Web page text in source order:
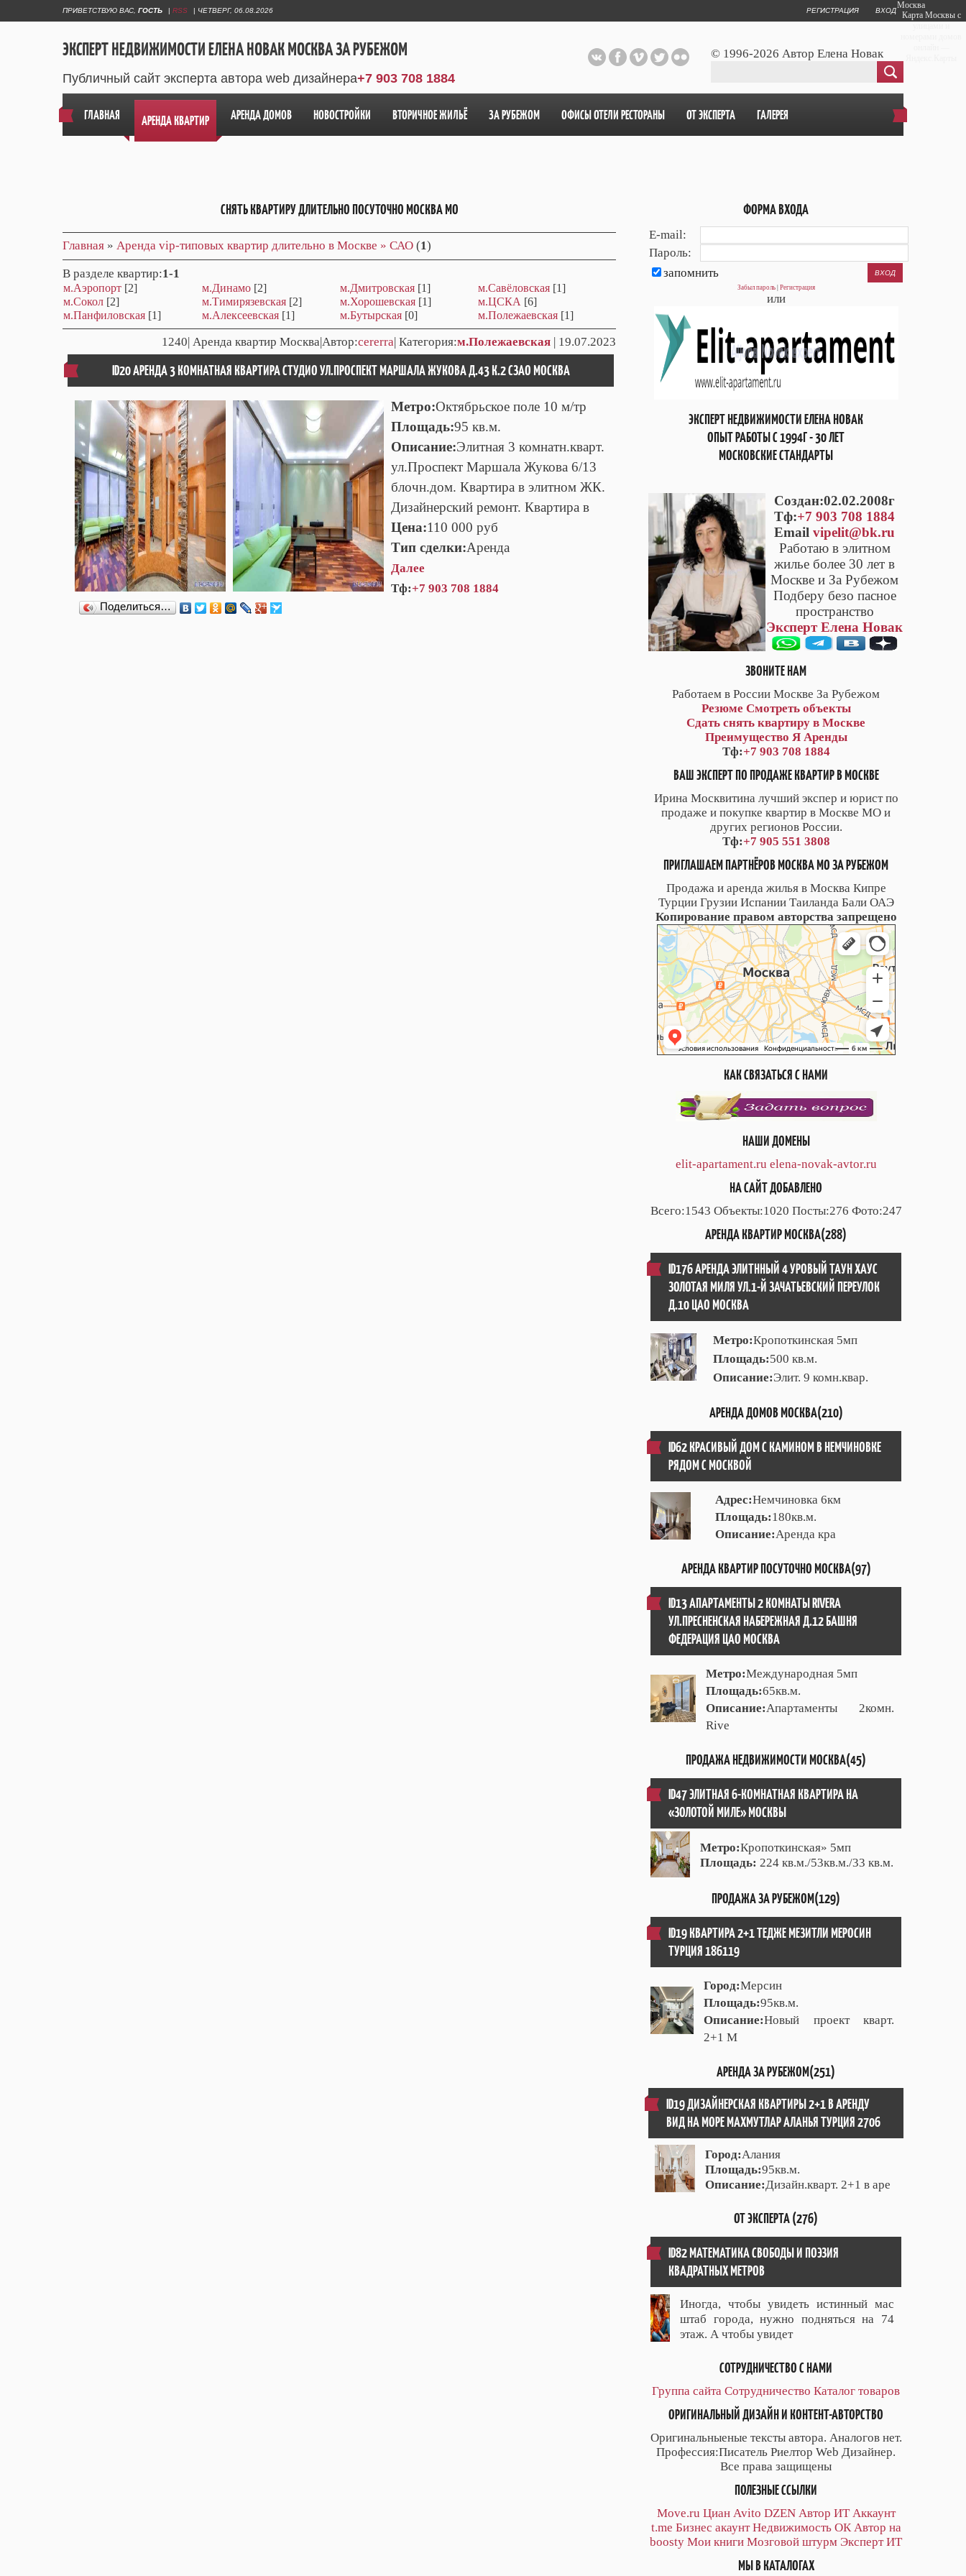
ПРИВЕТСТВУЮ ВАС ГОСТЬ | RSS | ЧЕТВЕРГ, 06.08.2026 РЕГИСТРАЦИЯ ВХОД
ЭКСПЕРТ НЕДВИЖИМОСТИ ЕЛЕНА НОВАК МОСКВА ЗА РУБЕЖОМ
Публичный сайт эксперта автора web дизайнера+7 903 708 1884
© 1996-2026 Автор Елена Новак
ГЛАВНАЯ АРЕНДА КВАРТИР АРЕНДА ДОМОВ НОВОСТРОЙКИ ВТОРИЧНОЕ ЖИЛЬЁ ЗА РУБЕЖОМ ОФИСЫ ОТЕЛИ РЕСТОРАНЫ ОТ ЭКСПЕРТА ГАЛЕРЕЯ
СНЯТЬ КВАРТИРУ ДЛИТЕЛЬНО ПОСУТОЧНО МОСКВА МО
Главная » Аренда vip-типовых квартир длительно в Москве » САО (1)
В разделе квартир:1-1
м.Аэропорт [2] м.Динамо [2] м.Дмитровская [1] м.Савёловская [1]
м.Сокол [2] м.Тимирязевская [2] м.Хорошевская [1] м.ЦСКА [6]
м.Панфиловская [1] м.Алексеевская [1] м.Бутырская [0] м.Полежаевская [1]
1240| Аренда квартир Москва|Автор:cererra| Категория:м.Полежаевская | 19.07.2023
ID20 АРЕНДА 3 КОМНАТНАЯ КВАРТИРА СТУДИО УЛ.ПРОСПЕКТ МАРШАЛА ЖУКОВА Д.43 К.2 СЗАО МОСКВА
Метро:Октябрьское поле 10 м/тр
Площадь:95 кв.м.
Описание:Элитная 3 комнатн.кварт.
ул.Проспект Маршала Жукова 6/13
блочн.дом. Квартира в элитном ЖК.
Дизайнерский ремонт. Квартира в
Цена:110 000 руб
Тип сделки:Аренда
Далее
Тф:+7 903 708 1884
Поделиться…
ФОРМА ВХОДА
E-mail:
Пароль:
запомнить
Забыл пароль| Регистрация
или
ЭКСПЕРТ НЕДВИЖИМОСТИ ЕЛЕНА НОВАК
ОПЫТ РАБОТЫ С 1994Г - 30 ЛЕТ
МОСКОВСКИЕ СТАНДАРТЫ
Cоздан:02.02.2008г
Тф:+7 903 708 1884
Emailvipelit@bk.ru
Работаю в элитном
жилье более 30 лет в
Москве и За Рубежом
Подберу безо пасное
пространство
Эксперт Елена Новак
ЗВОНИТЕ НАМ
Работаем в России Москве За Рубежом
Резюме Смотреть объекты
Сдать снять квартиру в Москве
Преимущество Я Аренды
Тф:+7 903 708 1884
ВАШ ЭКСПЕРТ ПО ПРОДАЖЕ КВАРТИР В МОСКВЕ
Ирина Москвитина лучший экспер и юрист по
продаже и покупке квартир в Москве МО и
других регионов России.
Тф:+7 905 551 3808
ПРИГЛАШАЕМ ПАРТНЁРОВ МОСКВА МО ЗА РУБЕЖОМ
Продажа и аренда жилья в Москва Кипре
Турции Грузии Испании Таиланда Бали ОАЭ
Копирование правом авторства запрещено
Москва
Карта Москвы с
КАК СВЯЗАТЬСЯ С НАМИ
НАШИ ДОМЕНЫ
elit-apartament.ru elena-novak-avtor.ru
НА САЙТ ДОБАВЛЕНО
Всего:1543 Объекты:1020 Посты:276 Фото:247
АРЕНДА КВАРТИР МОСКВА(288)
ID176 АРЕНДА ЭЛИТННЫЙ 4 УРОВЫЙ ТАУН ХАУС
ЗОЛОТАЯ МИЛЯ УЛ.1-Й ЗАЧАТЬЕВСКИЙ ПЕРЕУЛОК
Д.10 ЦАО МОСКВА
Метро:Кропоткинская 5мп
Площадь:500 кв.м.
Описание:Элит. 9 комн.квар.
АРЕНДА ДОМОВ МОСКВА(210)
ID62 КРАСИВЫЙ ДОМ С КАМИНОМ В НЕМЧИНОВКЕ
РЯДОМ С МОСКВОЙ
Адрес:Немчиновка 6км
Площадь:180кв.м.
Описание:Аренда кра
АРЕНДА КВАРТИР ПОСУТОЧНО МОСКВА(97)
ID13 АПАРТАМЕНТЫ 2 КОМНАТЫ RIVERA
УЛ.ПРЕСНЕНСКАЯ НАБЕРЕЖНАЯ Д.12 БАШНЯ
ФЕДЕРАЦИЯ ЦАО МОСКВА
Метро:Международная 5мп
Площадь:65кв.м.
Описание:Апартаменты 2комн.
Rive
ПРОДАЖА НЕДВИЖИМОСТИ МОСКВА(45)
ID47 ЭЛИТНАЯ 6-КОМНАТНАЯ КВАРТИРА НА
«ЗОЛОТОЙ МИЛЕ» МОСКВЫ
Метро:Кропоткинская» 5мп
Площадь: 224 кв.м./53кв.м./33 кв.м.
ПРОДАЖА ЗА РУБЕЖОМ(129)
ID19 КВАРТИРА 2+1 ТЕДЖЕ МЕЗИТЛИ МЕРОСИН
ТУРЦИЯ 186119
Город:Мерсин
Площадь:95кв.м.
Описание:Новый проект кварт.
2+1 М
АРЕНДА ЗА РУБЕЖОМ(251)
ID19 ДИЗАЙНЕРСКАЯ КВАРТИРЫ 2+1 В АРЕНДУ
ВИД НА МОРЕ МАХМУТЛАР АЛАНЬЯ ТУРЦИЯ 2706
Город:Алания
Площадь:95кв.м.
Описание:Дизайн.кварт. 2+1 в аре
ОТ ЭКСПЕРТА (276)
ID82 МАТЕМАТИКА СВОБОДЫ И ПОЭЗИЯ
КВАДРАТНЫХ МЕТРОВ
Иногда, чтобы увидеть истинный мас
штаб города, нужно подняться на 74
этаж. А чтобы увидет
СОТРУДНИЧЕСТВО С НАМИ
Группа сайта Сотрудничество Каталог товаров
ОРИГИНАЛЬНЫЙ ДИЗАЙН И КОНТЕНТ-АВТОРСТВО
Оригинальныеные тексты автора. Аналогов нет.
Профессия:Писатель Риелтор Web Дизайнер.
Все права защищены
ПОЛЕЗНЫЕ ССЫЛКИ
Move.ru Циан Avito DZEN Автор ИТ Аккаунт
t.me Бизнес акаунт Недвижимость ОК Автор на
boosty Мои книги Мозговой штурм Эксперт ИТ
МЫ В КАТАЛОГАХ